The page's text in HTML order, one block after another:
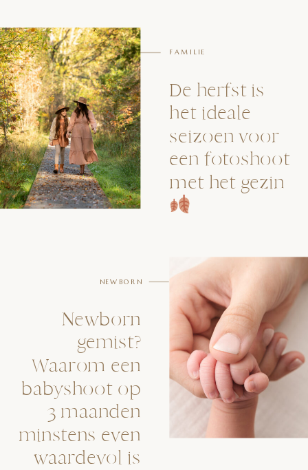
De herfst is
het ideale
seizoen voor
een fotoshoot
met het gezin
FAMILIE
Newborn
gemist?
Waarom een
babyshoot op
3 maanden
minstens even
waardevol is
NEWBORN